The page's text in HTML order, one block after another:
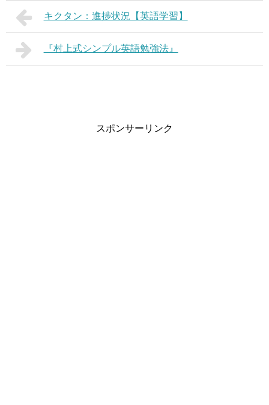
キクタン：進捗状況【英語学習】
『村上式シンプル英語勉強法』
スポンサーリンク